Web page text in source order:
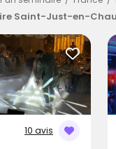
Saint-Just-en-
10 avis